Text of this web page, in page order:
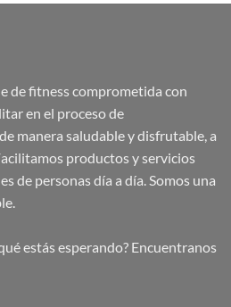
de fitness comprometida con
en el proceso de
manera saludable y disfrutable, a
productos y servicios
de personas día a día. Somos una
estás esperando? Encuentranos